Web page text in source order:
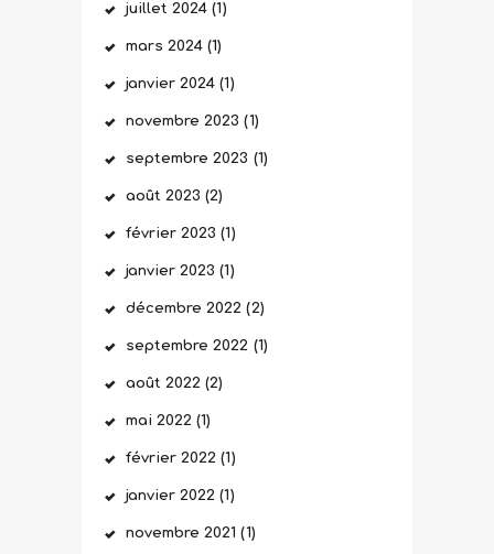
juillet2024 (1)
mars 2024 (1)
janvier2024 (1)
novembre2023 (1)
septembre2023 (1)
août 2023 (2)
février2023 (1)
janvier2023 (1)
décembre2022 (2)
septembre2022 (1)
août 2022 (2)
mai 2022 (1)
février2022 (1)
janvier2022 (1)
novembre2021 (1)